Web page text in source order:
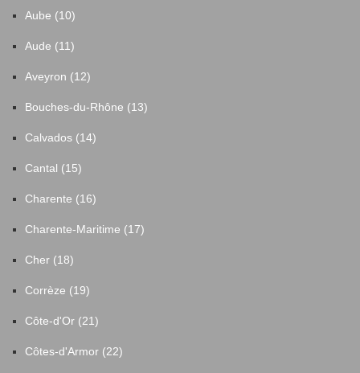
Aube (10)
Aude (11)
Aveyron (12)
Bouches-du-Rhône (13)
Calvados (14)
Cantal (15)
Charente (16)
Charente-Maritime (17)
Cher (18)
Corrèze (19)
Côte-d'Or (21)
Côtes-d'Armor (22)